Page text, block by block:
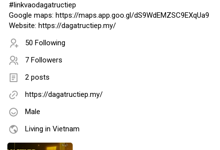
#linkvaodagatructiep
Google maps: https://maps.app.goo.gl/dS9WdEMZSC9EXqUa9
Website: https://dagatructiep.my/
50 Following
7 Followers
2 posts
https://dagatructiep.my/
Male
Living in Vietnam